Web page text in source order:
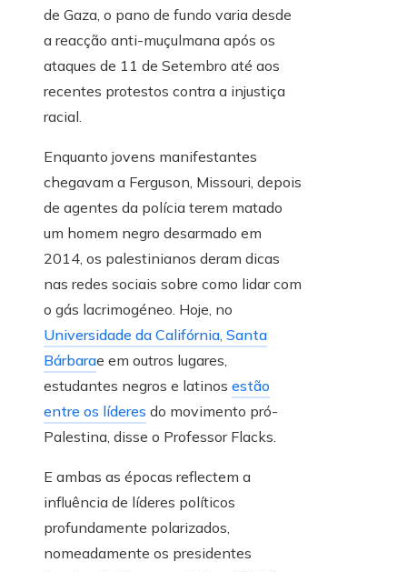
de Gaza, o pano de fundo varia desde
a reacção anti-muçulmana após os
ataques de 11 de Setembro até aos
recentes protestos contra a injustiça
racial.
Enquanto jovens manifestantes
chegavam a Ferguson, Missouri, depois
de agentes da polícia terem matado
um homem negro desarmado em
2014, os palestinianos deram dicas
nas redes sociais sobre como lidar com
o gás lacrimogéneo. Hoje, no
Universidade da Califórnia, Santa
Bárbarae em outros lugares,
estudantes negros e latinos estão
entre os líderes do movimento pró-
Palestina, disse o Professor Flacks.
E ambas as épocas reflectem a
influência de líderes políticos
profundamente polarizados,
nomeadamente os presidentes